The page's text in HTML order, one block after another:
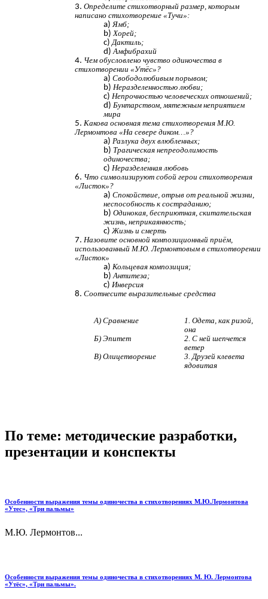
Определите стихотворный размер, которым
написано стихотворение «Тучи»:
Ямб;
Хорей;
Дактиль;
Амфибрахий
Чем обусловлено чувство одиночества в
стихотворении «Утёс»?
Свободолюбивым порывом;
Неразделенностью любви;
Непрочностью человеческих отношений;
Бунтарством, мятежным неприятием
мира
Какова основная тема стихотворения М.Ю.
Лермонтова «На севере диком…»?
Разлука двух влюбленных;
Трагическая непреодолимость
одиночества;
Неразделенная любовь
Что символизируют собой герои стихотворения
«Листок»?
Спокойствие, отрыв от реальной жизни,
неспособность к состраданию;
Одинокая, бесприютная, скитательская
жизнь, неприкаянность;
Жизнь и смерть
Назовите основной композиционный приём,
использованный М.Ю. Лермонтовым в стихотворении
«Листок»
Кольцевая композиция;
Антитеза;
Инверсия
Соотнесите выразительные средства
А) Сравнение
1. Одета, как ризой,
она
Б) Эпитет
2. С ней шепчется
ветер
В) Олицетворение
3. Друзей клевета
ядовитая
По теме: методические разработки,
презентации и конспекты
Особенности выражения темы одиночества в стихотворениях М.Ю.Лермонтова
«Утес», «Три пальмы»
М.Ю. Лермонтов...
Особенности выражения темы одиночества в стихотворениях М. Ю. Лермонтова
«Утёс», «Три пальмы».